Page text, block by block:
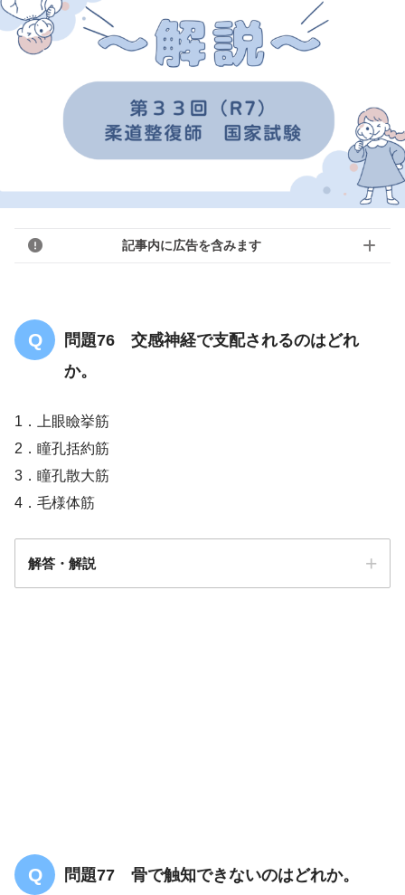
記事内に広告を含みます
問題76 交感神経で支配されるのはどれ
か。
1．上眼瞼挙筋
2．瞳孔括約筋
3．瞳孔散大筋
4．毛様体筋
解答・解説
問題77 骨で触知できないのはどれか。